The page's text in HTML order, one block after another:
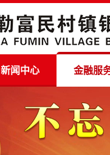
新闻中心 金融服